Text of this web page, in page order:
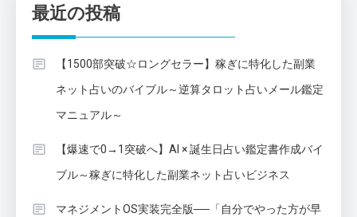
最近の投稿
【1500部突破☆ロングセラー】稼ぎに特化した副業
ネット占いのバイブル～逆算タロット占いメール鑑定
マニュアル～
【爆速で0→1突破へ】AI × 誕生日占い鑑定書作成バイ
ブル～稼ぎに特化した副業ネット占いビジネス
マネジメントOS実装完全版──「自分でやった方が早